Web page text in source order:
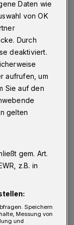
22 Personen
Daten wie
von OK
Durch
deaktiviert.
aufrufen, um
Sie auf den
gelten
gem. Art.
z.B. in
Speichern
Messung von
und